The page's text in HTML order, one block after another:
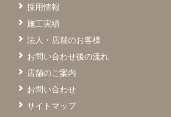
採用情報
施工実績
法人・店舗のお客様
お問い合わせ後の流れ
店舗のご案内
お問い合わせ
サイトマップ